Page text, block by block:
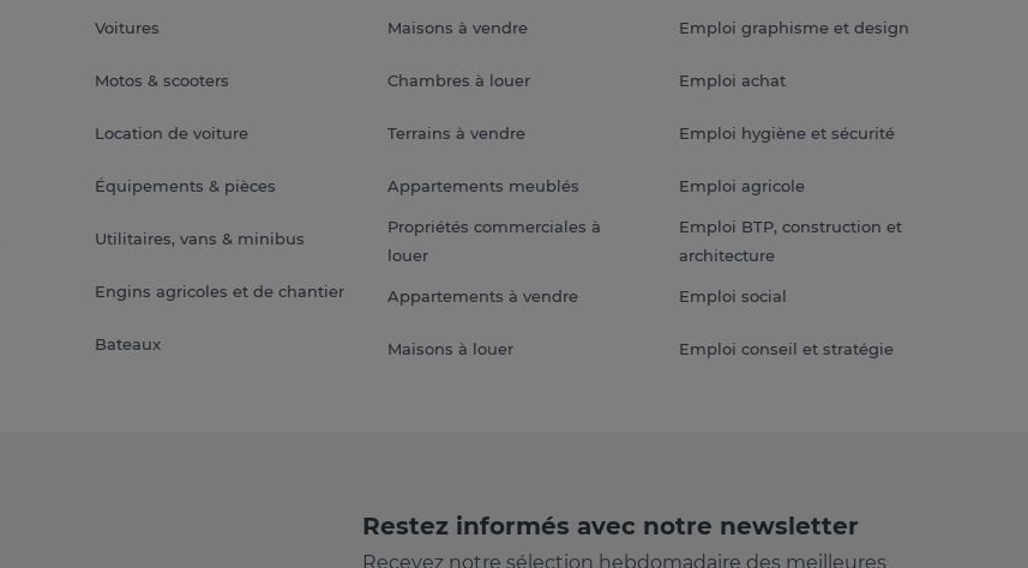
Voitures
Motos & scooters
Location de voiture
Équipements & pièces
Utilitaires, vans & minibus
Engins agricoles et de chantier
Bateaux
Maisons à vendre
Chambres à louer
Terrains à vendre
Appartements meublés
Propriétés commerciales à
louer
Appartements à vendre
Maisons à louer
Emploi graphisme et design
Emploi achat
Emploi hygiène et sécurité
Emploi agricole
Emploi BTP, construction et
architecture
Emploi social
Emploi conseil et stratégie
Restez informés avec notre newsletter
Recevez notre sélection hebdomadaire des meilleures